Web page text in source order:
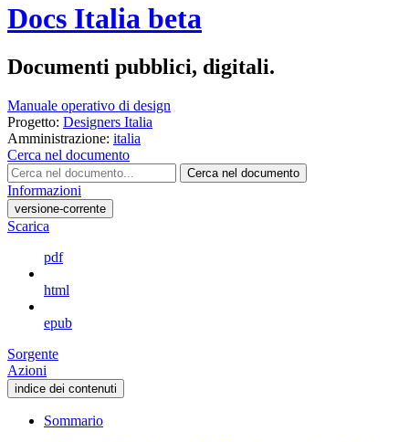
Docs Italia beta
Documenti pubblici, digitali.
Manuale operativo di design
Progetto: Designers Italia
Amministrazione: italia
Cerca nel documento
Cerca nel documento
Informazioni
versione-corrente
Scarica
pdf
html
epub
Sorgente
Azioni
indice dei contenuti
Sommario